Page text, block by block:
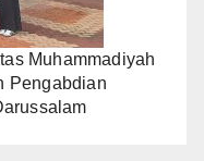
Muhammadiyah
Pengabdian